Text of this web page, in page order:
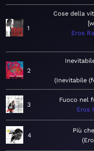
1
Cose della
Eros
2
Inevitabile
3
Fuoco nel
Eros
4
Più